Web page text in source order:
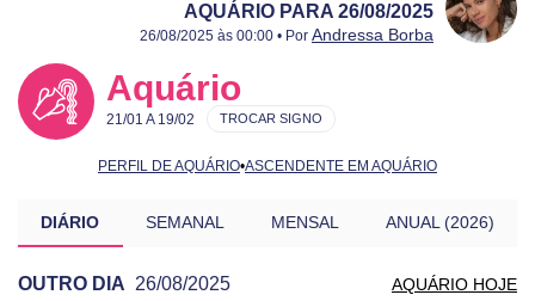
AQUÁRIO PARA 26/08/2025
Publicado:
26/08/2025
Atualizado:
26/08/2025
26/08/2025 às 00:00 • Por Andressa Borba
Aquário
21/01 A 19/02
PERFIL DE AQUÁRIO•ASCENDENTE EM AQUÁRIO
TROCAR SIGNO
DIÁRIO SEMANAL MENSAL ANUAL (2026)
OUTRO DIA 26/08/2025 AQUÁRIO HOJE